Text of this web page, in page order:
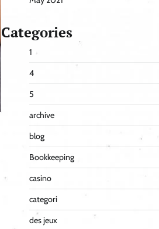
Categories
1
4
5
archive
blog
Bookkeeping
casino
categori
des jeux